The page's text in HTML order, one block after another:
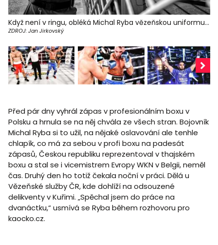
Když není v ringu, obléká Michal Ryba vězeňskou uniformu...
ZDROJ: Jan Jirkovský
Před pár dny vyhrál zápas v profesionálním boxu v
Polsku a hrnula se na něj chvála ze všech stran. Bojovník
Michal Ryba si to užil, na nějaké oslavování ale tenhle
chlapík, co má za sebou v profi boxu na padesát
zápasů, Českou republiku reprezentoval v thajském
boxu a stal se i vicemistrem Evropy WKN v Belgii, neměl
čas. Druhý den ho totiž čekala noční v práci. Dělá u
Vězeňské služby ČR, kde dohlíží na odsouzené
delikventy v Kuřimi. „Spěchal jsem do práce na
dvanáctku,“ usmívá se Ryba během rozhovoru pro
kaocko.cz.